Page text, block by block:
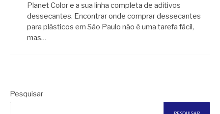
Planet Color e a sua linha completa de aditivos
dessecantes. Encontrar onde comprar dessecantes
para plásticos em São Paulo não é uma tarefa fácil,
mas…
Pesquisar